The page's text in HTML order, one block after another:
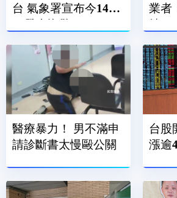
台 氣象署宣布今14：
30發布海警
業者
饋
醫療暴力！ 男不滿申
請診斷書太慢毆公關
台股
漲逾